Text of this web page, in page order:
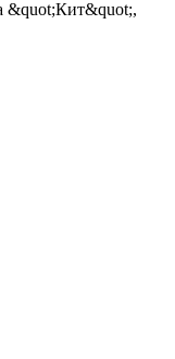
&quot;Кит&quot;,